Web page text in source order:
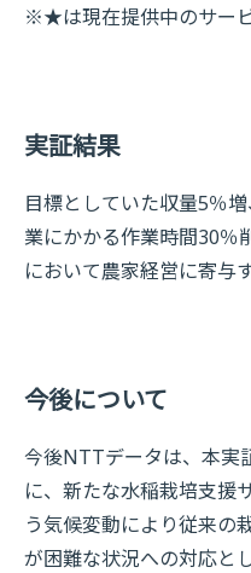
※★は現在提供中のサー
実証結果
目標としていた収量5％
業にかかる作業時間30％
において農家経営に寄与
今後について
今後NTTデータは、本実
に、新たな水稲栽培支援
う気候変動により従来の
が困難な状況への対応と